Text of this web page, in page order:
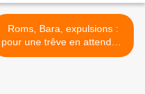
Roms, Bara, expulsions :
pour une trêve en attendant
la trêve >